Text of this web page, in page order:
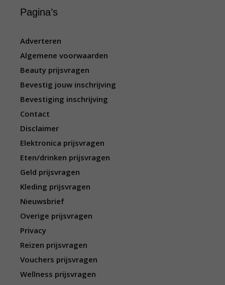
Pagina’s
Adverteren
Algemene voorwaarden
Beauty prijsvragen
Bevestig jouw inschrijving
Bevestiging inschrijving
Contact
Disclaimer
Elektronica prijsvragen
Eten/drinken prijsvragen
Geld prijsvragen
Kleding prijsvragen
Nieuwsbrief
Overige prijsvragen
Privacy
Reizen prijsvragen
Vouchers prijsvragen
Wellness prijsvragen